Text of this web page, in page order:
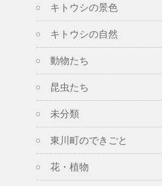
キトウシの景色
キトウシの自然
動物たち
昆虫たち
未分類
東川町のできごと
花・植物